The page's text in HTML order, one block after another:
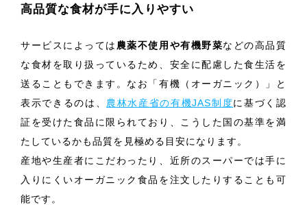
高品質な食材が手に入りやすい
サービスによっては 農薬不使用や有機野菜などの高品質
な食材を取り扱っているため、安全に配慮した食生活を
送ることもできます。なお「有機（オーガニック）」と
表示できるのは、 農林水産省の有機JAS制度に基づく認
証を受けた食品に限られており、こうした国の基準を満
たしているかも品質を見極める目安になります。
産地や生産者にこだわったり、近所のスーパーでは手に
入りにくいオーガニック食品を注文したりすることも可
能です。